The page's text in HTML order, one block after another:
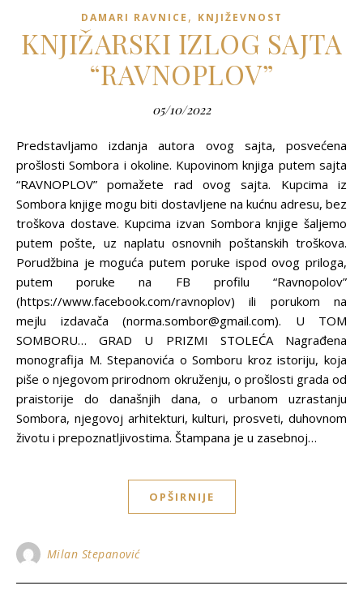
DAMARI RAVNICE , KNJIŽEVNOST
KNJIŽARSKI IZLOG SAJTA
“RAVNOPLOV”
05/10/2022
Predstavljamo izdanja autora ovog sajta, posvećena
prošlosti Sombora i okoline. Kupovinom knjiga putem sajta
“RAVNOPLOV” pomažete rad ovog sajta. Kupcima iz
Sombora knjige mogu biti dostavljene na kućnu adresu, bez
troškova dostave. Kupcima izvan Sombora knjige šaljemo
putem pošte, uz naplatu osnovnih poštanskih troškova.
Porudžbina je moguća putem poruke ispod ovog priloga,
putem poruke na FB profilu “Ravnopolov”
(https://www.facebook.com/ravnoplov) ili porukom na
mejlu izdavača (norma.sombor@gmail.com). U TOM
SOMBORU… GRAD U PRIZMI STOLEĆA Nagrađena
monografija M. Stepanovića o Somboru kroz istoriju, koja
piše o njegovom prirodnom okruženju, o prošlosti grada od
praistorije do današnjih dana, o urbanom uzrastanju
Sombora, njegovoj arhitekturi, kulturi, prosveti, duhovnom
životu i prepoznatljivostima. Štampana je u zasebnoj…
OPŠIRNIJE
Milan Stepanović